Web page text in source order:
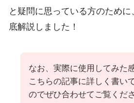
と疑問に思っている方のため
底解説しました！
なお、実際に使用してみた
こちらの記事に詳しく書い
のでぜひ合わせてご覧くださ